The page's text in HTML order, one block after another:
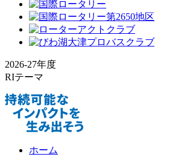
2026-27年度
RIテーマ
ホーム